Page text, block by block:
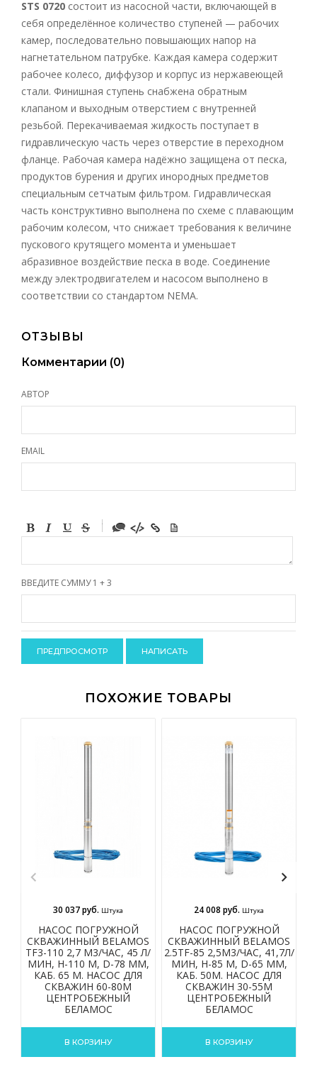
STS 0720 состоит из насосной части, включающей в
себя определённое количество ступеней — рабочих
камер, последовательно повышающих напор на
нагнетательном патрубке. Каждая камера содержит
рабочее колесо, диффузор и корпус из нержавеющей
стали. Финишная ступень снабжена обратным
клапаном и выходным отверстием с внутренней
резьбой. Перекачиваемая жидкость поступает в
гидравлическую часть через отверстие в переходном
фланце. Рабочая камера надёжно защищена от песка,
продуктов бурения и других инородных предметов
специальным сетчатым фильтром. Гидравлическая
часть конструктивно выполнена по схеме с плавающим
рабочим колесом, что снижает требования к величине
пускового крутящего момента и уменьшает
абразивное воздействие песка в воде. Соединение
между электродвигателем и насосом выполнено в
соответствии со стандартом NEMA.
ОТЗЫВЫ
Комментарии (0)
АВТОР
EMAIL
-
-
-
-
-
-
ВВЕДИТЕ СУММУ 1 + 3
ПОХОЖИЕ ТОВАРЫ
НАСОС ПОГРУЖНОЙ
СКВАЖИННЫЙ BELAMOS
TF3-110 2,7 М3/ЧАС, 45 Л/
МИН, Н-110 М, D-78 ММ,
КАБ. 65 М. НАСОС ДЛЯ
СКВАЖИН 60-80М
ЦЕНТРОБЕЖНЫЙ
БЕЛАМОС
30 037 руб. Штука
В КОРЗИНУ
НАСОС ПОГРУЖНОЙ
СКВАЖИННЫЙ BELAMOS
2.5TF-85 2,5М3/ЧАС, 41,7Л/
МИН, Н-85 М, D-65 ММ,
КАБ. 50М. НАСОС ДЛЯ
СКВАЖИН 30-55М
ЦЕНТРОБЕЖНЫЙ
БЕЛАМОС
24 008 руб. Штука
В КОРЗИНУ